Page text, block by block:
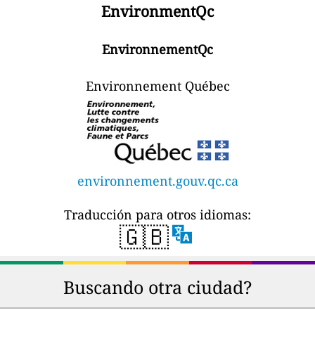
EnvironmentQc
EnvironnementQc
Environnement Québec
environnement.gouv.qc.ca
Traducción para otros idiomas:
🇬🇧
Buscando otra ciudad?